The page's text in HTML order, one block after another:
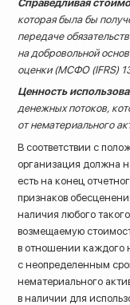
Справедливая
которая была бы
передаче
на добровольной
оценки (МСФО (IFRS)
Ценность
денежных потоков,
от нематериального
В соответствии с
организация должна
есть на конец
признаков
наличия любого
возмещаемую
в отношении каждого
с неопределенным
нематериального
в наличии для